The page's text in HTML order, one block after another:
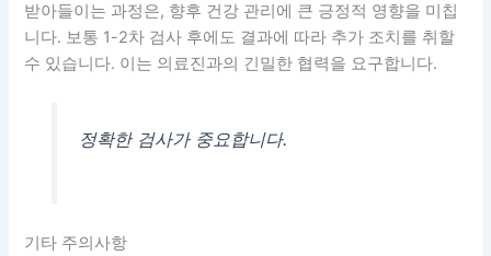
받아들이는 과정은, 향후 건강 관리에 큰 긍정적 영향을 미칩
니다. 보통 1-2차 검사 후에도 결과에 따라 추가 조치를 취할
수 있습니다. 이는 의료진과의 긴밀한 협력을 요구합니다.
정확한 검사가 중요합니다.
기타 주의사항